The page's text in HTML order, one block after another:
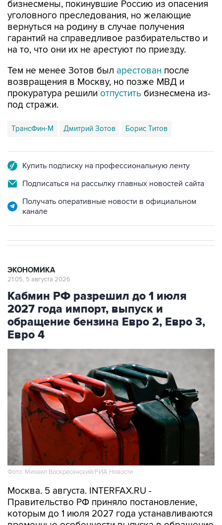
вернуться на родину в случае получения
гарантий на справедливое разбирательство и
на то, что они их не арестуют по приезду.
Тем не менее Зотов быларестованпосле
прокуратура решилиотпуститьбизнесмена из-
под стражи.
ТрансФин-М
Подписаться на рассылку главных новостей сайта
Получать оперативные новости в официальном
Кабмин РФ разрешил до 1 июля
2027 года импорт, выпуск и
обращение бензина Евро 2, Евро 3,
Евро 4
Фото: Михаил Воскресенский/РИА Новости
Москва. 5 августа. INTERFAX.RU -
которым до 1 июля 2027 года устанавливаются
временные особенности выпуска в обращение
и обращения автомобильного бензина и